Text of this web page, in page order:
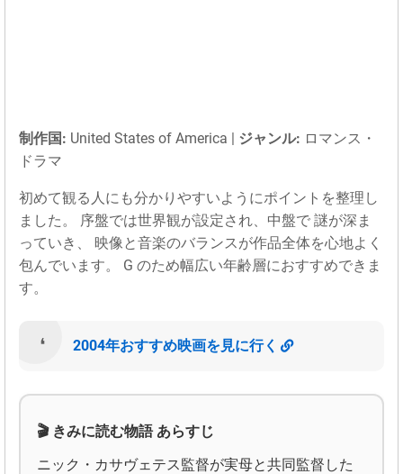
制作国: United States of America | ジャンル: ロマンス・
ドラマ
初めて観る人にも分かりやすいようにポイントを整理し
ました。 序盤では世界観が設定され、中盤で 謎が深ま
っていき、 映像と音楽のバランスが作品全体を心地よく
包んでいます。 G のため幅広い年齢層におすすめできま
す。
2004年おすすめ映画を見に行く
🎬 きみに読む物語 あらすじ
ニック・カサヴェテス監督が実母と共同監督した